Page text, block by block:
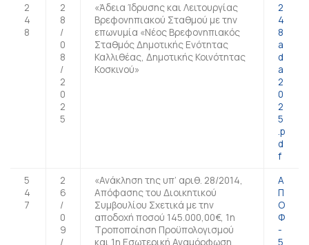
2
4
8
2
8
/
0
8
/
2
0
2
5
«Άδεια Ίδρυσης και Λειτουργίας
Βρεφονηπιακού Σταθμού με την
επωνυμία «Νέος Βρεφονηπιακός
Σταθμός Δημοτικής Ενότητας
Καλλιθέας, Δημοτικής Κοινότητας
Κοσκινού»
2
4
8
a
d
a
2
0
2
5
.p
d
f
5
4
7
2
6
/
0
9
/
«Ανάκληση της υπ’ αριθ. 28/2014,
Απόφασης του Διοικητικού
Συμβουλίου Σχετικά με την
αποδοχή ποσού 145.000,00€, 1η
Τροποποίηση Προϋπολογισμού
και 1η Εσωτερική Αναμόρφωση
Α
Π
Ο
Φ
-
5